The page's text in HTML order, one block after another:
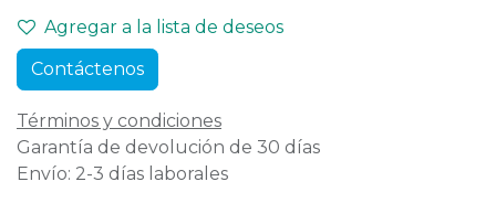
Agregar a la lista de deseos
Contáctenos
Términos y condiciones
Garantía de devolución de 30 días
Envío: 2-3 días laborales